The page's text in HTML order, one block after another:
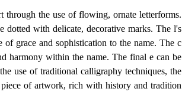
the use of flowing, ornate letterforms.
with delicate, decorative marks. The l's
of grace and sophistication to the name. The c
harmony within the name. The final e can be
use of traditional calligraphy techniques, the
of artwork, rich with history and tradition.